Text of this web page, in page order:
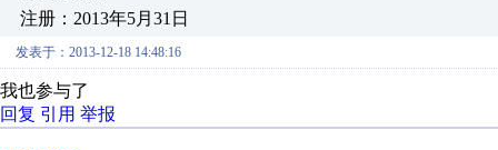
注册：2013年5月31日
发表于：2013-12-18 14:48:16
我也参与了
回复 引用 举报